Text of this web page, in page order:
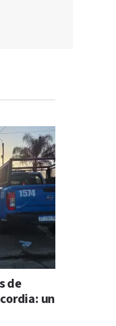
de
un